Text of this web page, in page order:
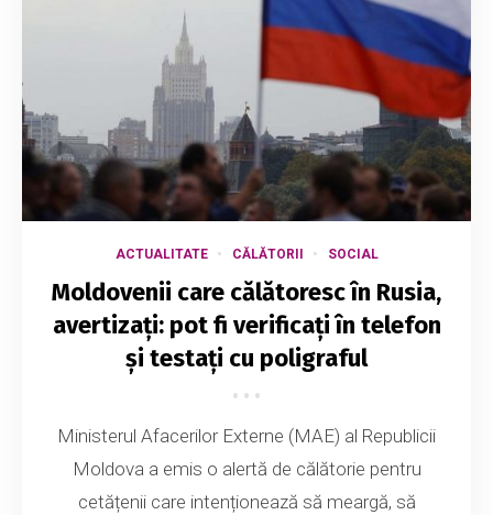
ACTUALITATE CĂLĂTORII SOCIAL
Moldovenii care călătoresc în Rusia,
avertizați: pot fi verificați în telefon
și testați cu poligraful
Ministerul Afacerilor Externe (MAE) al Republicii
Moldova a emis o alertă de călătorie pentru
cetățenii care intenționează să meargă, să